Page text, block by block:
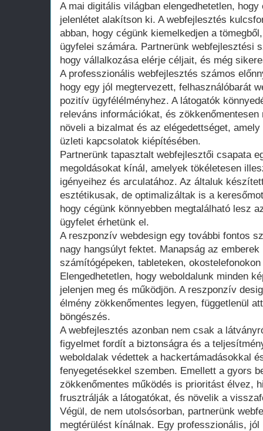
A mai digitális világban elengedhetetlen,
jelenlétet alakítson ki. A webfejlesztés
abban, hogy cégünk kiemelkedjen a
ügyfelei számára. Partnerünk webfejlesztési
hogy vállalkozása elérje céljait, és még
A professzionális webfejlesztés számos
hogy egy jól megtervezett, felhasználóbarát
pozitív ügyfélélményhez. A látogatók
releváns információkat, és
növeli a bizalmat és az elégedettséget,
üzleti kapcsolatok kiépítésében.
Partnerünk tapasztalt webfejlesztői csapata
megoldásokat kínál, amelyek tökéletesen
igényeihez és arculatához. Az általuk
esztétikusak, de optimalizáltak is a
hogy cégünk könnyebben megtalálható lesz
ügyfelet érhetünk el.
A reszponzív webdesign egy további fontos
nagy hangsúlyt fektet. Manapság az
számítógépeken, tableteken,
Elengedhetetlen, hogy weboldalunk minden
jelenjen meg és működjön. A reszponzív
élmény zökkenőmentes legyen, függetlenül
böngészés.
A webfejlesztés azonban nem csak a
figyelmet fordít a biztonságra és a
weboldalak védettek a hackertámadásokkal
fenyegetésekkel szemben. Emellett a gyors
zökkenőmentes működés is prioritást élvez,
frusztrálják a látogatókat, és növelik a
Végül, de nem utolsósorban, partnerünk
megtérülést kínálnak. Egy professzionális, jól